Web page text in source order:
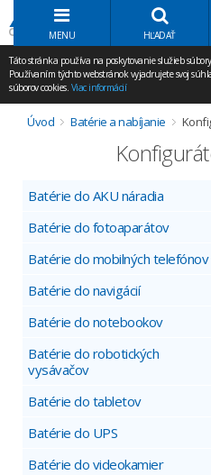
MENU HĽADAŤ
Táto stránka používa na poskytovanie služieb súbory
Používaním týchto webstránok vyjadrujete svoj
súborov cookies. Viac informácií
Úvod Batérie a nabíjanie
Batérie do AKU náradia
Batérie do fotoaparátov
Batérie do mobilných telefónov
Batérie do navigácií
Batérie do notebookov
Batérie do robotických
vysávačov
Batérie do tabletov
Batérie do UPS
Batérie do videokamier